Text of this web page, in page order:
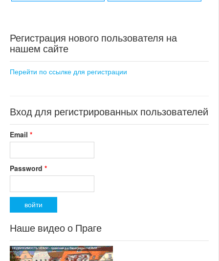
виллы
состояние: новостройка
номер объекта: 20748
виллы
состояние: после
номер объекта:20656
Регистрация нового пользователя на
нашем сайте
Перейти по ссылке для регистрации
Вход для регистрированных пользователей
Email *
Password *
Наше видео о Праге